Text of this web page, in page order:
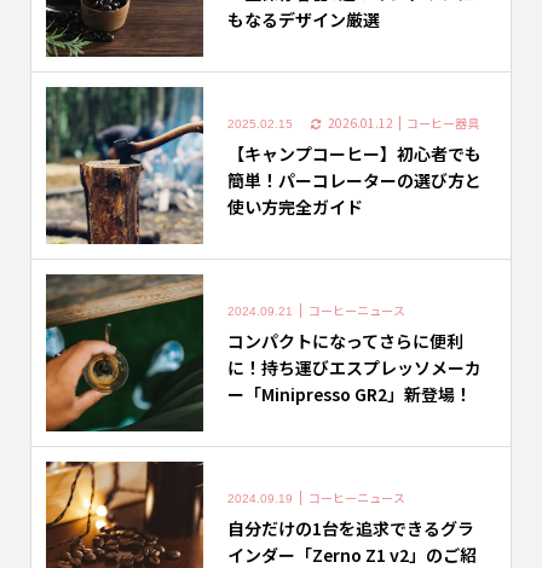
もなるデザイン厳選
2025.02.15 2026.01.12 コーヒー器具
【キャンプコーヒー】初心者でも
簡単！パーコレーターの選び方と
使い方完全ガイド
2024.09.21 コーヒーニュース
コンパクトになってさらに便利
に！持ち運びエスプレッソメーカ
ー「Minipresso GR2」新登場！
2024.09.19 コーヒーニュース
自分だけの1台を追求できるグラ
インダー「Zerno Z1 v2」のご紹